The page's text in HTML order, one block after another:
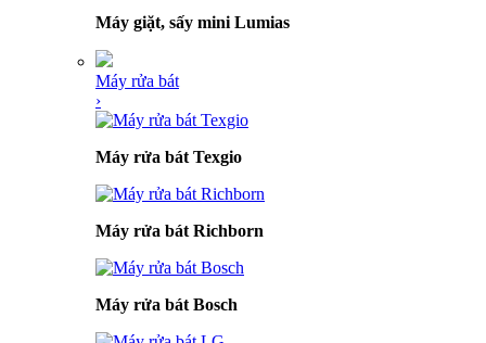
Máy giặt, sấy mini Lumias
Máy rửa bát
›
Máy rửa bát Texgio
Máy rửa bát Richborn
Máy rửa bát Bosch